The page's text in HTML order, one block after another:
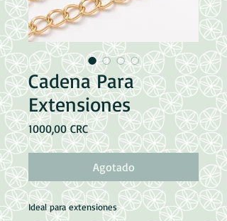
Cadena Para
Extensiones
1000,00 CRCPrecio
Agotado
Ideal para extensiones